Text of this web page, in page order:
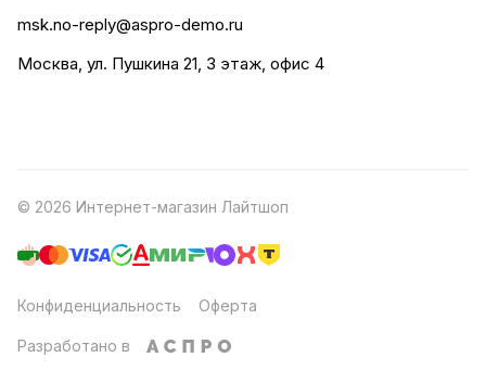
msk.no-reply@aspro-demo.ru
Москва, ул. Пушкина 21, 3 этаж, офис 4
© 2026 Интернет-магазин Лайтшоп
Конфиденциальность Оферта
Разработано в